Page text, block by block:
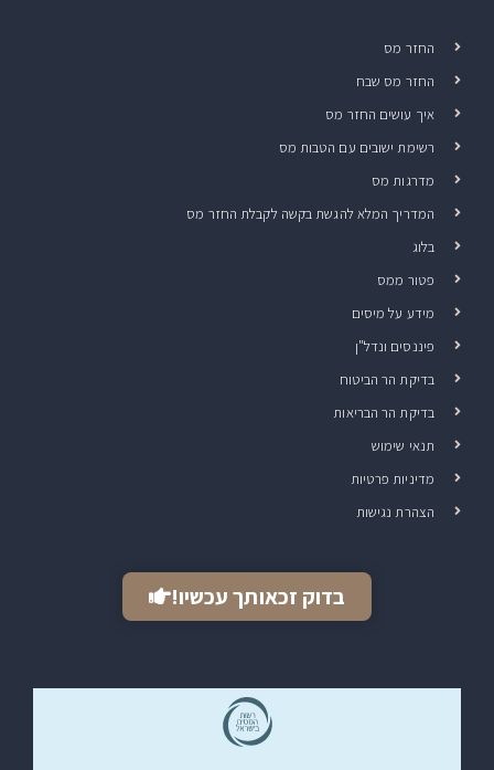
החזר מס
החזר מס שבח
איך עושים החזר מס
רשימת ישובים עם הטבות מס
מדרגות מס
המדריך המלא להגשת בקשה לקבלת החזר מס
בלוג
פטור ממס
מידע על מיסים
פיננסים ונדל"ן
בדיקת הר הביטוח
בדיקת הר הבריאות
תנאי שימוש
מדיניות פרטיות
הצהרת נגישות
בדוק זכאותך עכשיו!